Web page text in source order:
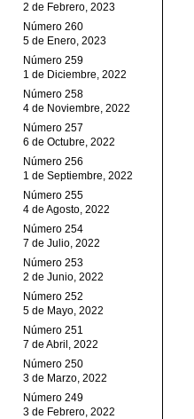
2 de Febrero, 2023
Número 260
5 de Enero, 2023
Número 259
1 de Diciembre, 2022
Número 258
4 de Noviembre, 2022
Número 257
6 de Octubre, 2022
Número 256
1 de Septiembre, 2022
Número 255
4 de Agosto, 2022
Número 254
7 de Julio, 2022
Número 253
2 de Junio, 2022
Número 252
5 de Mayo, 2022
Número 251
7 de Abril, 2022
Número 250
3 de Marzo, 2022
Número 249
3 de Febrero, 2022